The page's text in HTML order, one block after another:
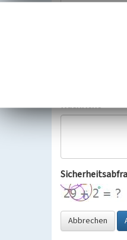
Wir bitten Sie um
Nachricht
Abbrechen